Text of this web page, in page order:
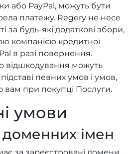
або PayPal, можуть бути
платежу. Regery не несе
за будь-які додаткові збори,
компанією кредитної
в разі повернення.
відшкодування можуть
певних умов і умов,
вам при покупці Послуги.
умови
доменних імен